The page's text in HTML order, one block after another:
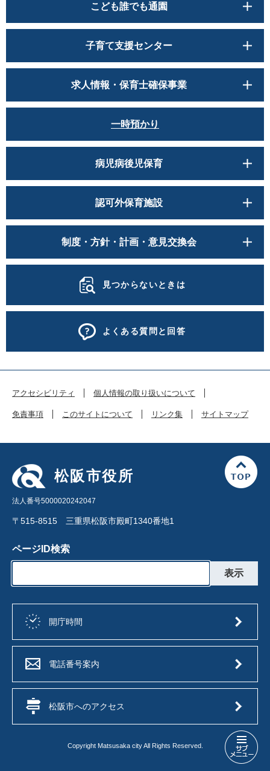
保
こども誰でも通園
子育て支援センター
求人情報・保育士確保事業
一時預かり
病児病後児保育
認可外保育施設
制度・方針・計画・意見交換会
見つからないときは
よくある質問と回答
アクセシビリティ 個人情報の取り扱いについて
免責事項 このサイトについて リンク集 サイトマップ
松阪市役所
法人番号5000020242047
〒515-8515 三重県松阪市殿町1340番地1
ページID検索
開庁時間
電話番号案内
松阪市へのアクセス
Copyright Matsusaka city All Rights Reserved.